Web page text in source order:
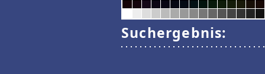
Suchergebnis: